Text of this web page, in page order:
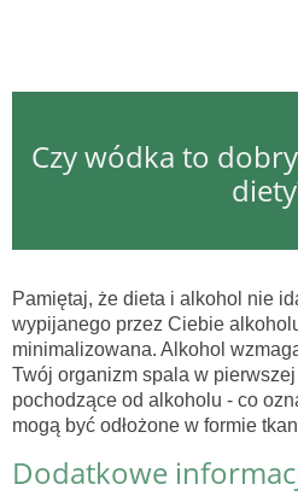
Czy wódka to
Pamiętaj, że dieta i alkohol nie
wypijanego przez Ciebie
minimalizowana. Alkohol
Twój organizm spala w
pochodzące od alkoholu - co
mogą być odłożone w formie
Dodatkowe